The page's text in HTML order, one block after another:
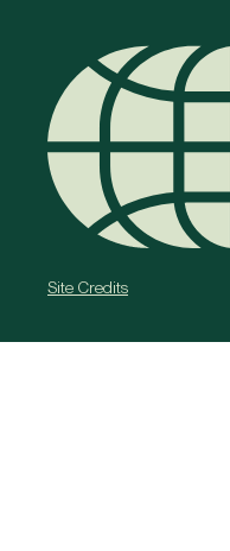
Site Credits